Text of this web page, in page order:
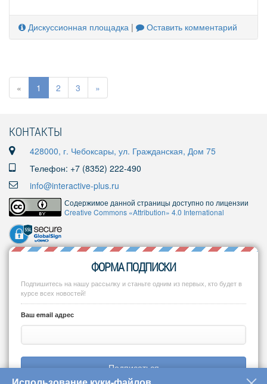
Дискуссионная площадка | Оставить комментарий
« 1 2 3 »
КОНТАКТЫ
428000, г. Чебоксары, ул. Гражданская, Дом 75
Телефон: +7 (8352) 222-490
info@interactive-plus.ru
Содержимое данной страницы доступно по лицензии
Creative Commons «Attribution» 4.0 International
ФОРМА ПОДПИСКИ
Подпишитесь на нашу рассылку и станьте одним из первых, кто будет в
курсе всех новостей!
Ваш email адрес
Подписаться